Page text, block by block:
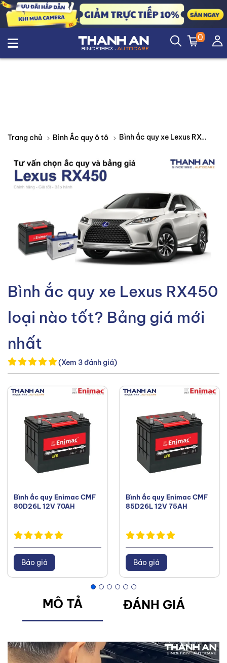
0
Trang chủ Bình Ắc quy ô tô Bình ắc quy xe Lexus RX450 loại nào tốt? Bảng giá mới nhất
Bình ắc quy xe Lexus RX450
loại nào tốt? Bảng giá mới
nhất
(Xem 3 đánh giá)
Bình ắc quy Enimac CMF
80D26L 12V 70AH
Báo giá
Bình ắc quy Enimac CMF
85D26L 12V 75AH
Báo giá
MÔ TẢ ĐÁNH GIÁ